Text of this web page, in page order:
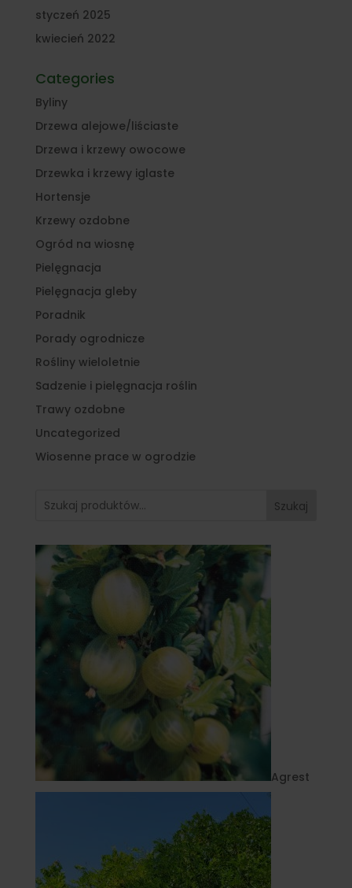
styczeń 2025
kwiecień 2022
Categories
Byliny
Drzewa alejowe/liściaste
Drzewa i krzewy owocowe
Drzewka i krzewy iglaste
Hortensje
Krzewy ozdobne
Ogród na wiosnę
Pielęgnacja
Pielęgnacja gleby
Poradnik
Porady ogrodnicze
Rośliny wieloletnie
Sadzenie i pielęgnacja roślin
Trawy ozdobne
Uncategorized
Wiosenne prace w ogrodzie
Szukaj
Agrest